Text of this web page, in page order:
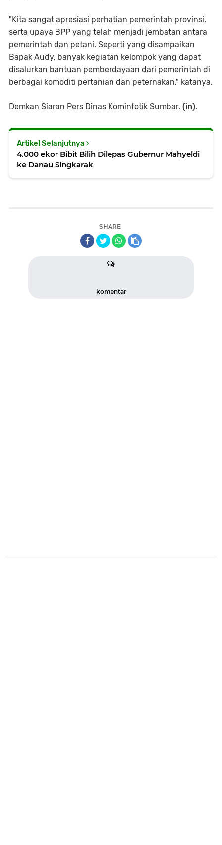
"Kita sangat apresiasi perhatian pemerintah provinsi,
serta upaya BPP yang telah menjadi jembatan antara
pemerintah dan petani. Seperti yang disampaikan
Bapak Audy, banyak kegiatan kelompok yang dapat
disalurkan bantuan pemberdayaan dari pemerintah di
berbagai komoditi pertanian dan peternakan," katanya.
Demkan Siaran Pers Dinas Kominfotik Sumbar. (in).
Artikel Selanjutnya
4.000 ekor Bibit Bilih Dilepas Gubernur Mahyeldi
ke Danau Singkarak
SHARE
komentar